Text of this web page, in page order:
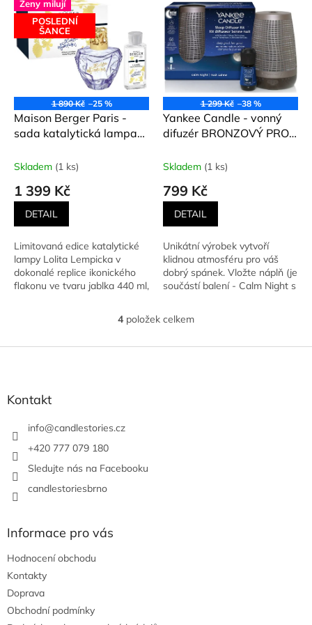
Ženy milují
POSLEDNÍ
ŠANCE
1 890 Kč –25 %
Maison Berger Paris -
sada katalytická lampa
náplň 250 ml
Skladem (1 ks)
1 399 Kč
DETAIL
Limitovaná edice katalytické
lampy Lolita Lempicka v
dokonalé replice ikonického
flakonu ve tvaru jablka 440 ml,
1 299 Kč –38 %
Yankee Candle - vonný
difuzér BRONZOVÝ PRO
CALM NIGHT (Levandule,
ml
Skladem (1 ks)
799 Kč
DETAIL
Unikátní výrobek vytvoří
klidnou atmosféru pro váš
dobrý spánek. Vložte náplň (je
součástí balení - Calm Night s
O
l
4položek celkem
Z
Kontakt
info@candlestories.cz
+420 777 079 180
Sledujte nás na Facebooku
candlestoriesbrno
Informace pro vás
Hodnocení obchodu
Kontakty
Doprava
Obchodní podmínky